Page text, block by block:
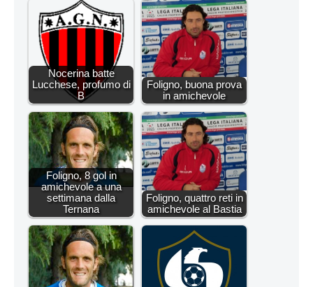
Nocerina batte
Lucchese, profumo di
B
Foligno, buona prova
in amichevole
Foligno, 8 gol in
amichevole a una
settimana dalla
Ternana
Foligno, quattro reti in
amichevole al Bastia